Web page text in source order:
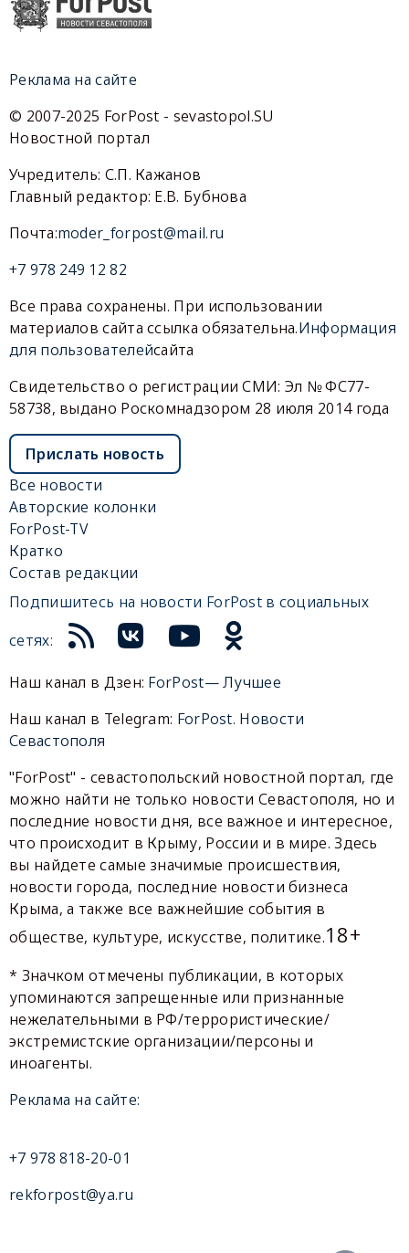
Реклама на сайте
© 2007-2025 ForPost - sevastopol.SU
Новостной портал
Учредитель: С.П. Кажанов
Главный редактор: Е.В. Бубнова
Почта:moder_forpost@mail.ru
+7 978 249 12 82
Все права сохранены. При использовании
материалов сайта ссылка обязательна.Информация
для пользователейсайта
Свидетельство о регистрации СМИ: Эл № ФС77-
58738, выдано Роскомнадзором 28 июля 2014 года
Прислать новость
Все новости
Авторские колонки
ForPost-TV
Кратко
Состав редакции
Подпишитесь на новости ForPost в социальных
сетях:
Наш канал в Дзен: ForPost— Лучшее
Наш канал в Telegram: ForPost. Новости
Севастополя
"ForPost" - севастопольский новостной портал, где
можно найти не только новости Севастополя, но и
последние новости дня, все важное и интересное,
что происходит в Крыму, России и в мире. Здесь
вы найдете самые значимые происшествия,
новости города, последние новости бизнеса
Крыма, а также все важнейшие события в
обществе, культуре, искусстве, политике.18+
* Значком отмечены публикации, в которых
упоминаются запрещенные или признанные
нежелательными в РФ/террористические/
экстремистские организации/персоны и
иноагенты.
Реклама на сайте:
+7 978 818-20-01
rekforpost@ya.ru